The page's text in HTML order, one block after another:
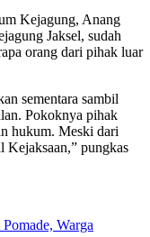
Kejagung, Anang
Jaksel, sudah
orang dari pihak luar
sementara sambil
Pokoknya pihak
hukum. Meski dari
Kejaksaan,” pungkas
Warga